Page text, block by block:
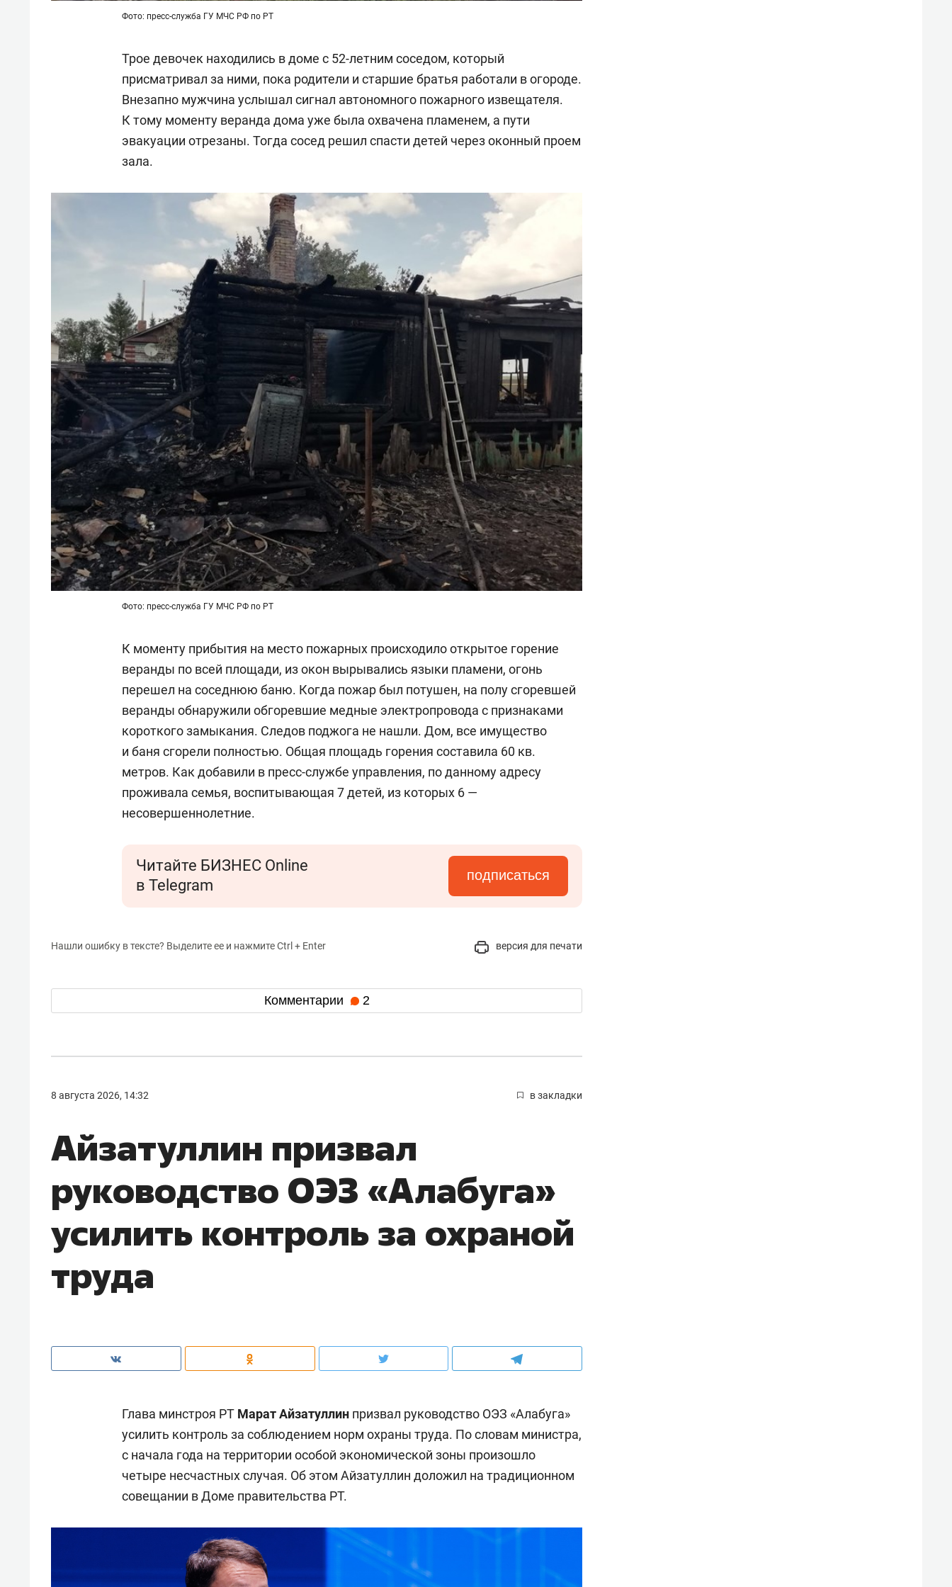
Фото: пресс-служба ГУ МЧС РФ по РТ
Трое девочек находились в доме с 52-летним соседом, который
присматривал за ними, пока родители и старшие братья работали в огороде.
Внезапно мужчина услышал сигнал автономного пожарного извещателя.
К тому моменту веранда дома уже была охвачена пламенем, а пути
эвакуации отрезаны. Тогда сосед решил спасти детей через оконный проем
зала.
Фото: пресс-служба ГУ МЧС РФ по РТ
К моменту прибытия на место пожарных происходило открытое горение
веранды по всей площади, из окон вырывались языки пламени, огонь
перешел на соседнюю баню. Когда пожар был потушен, на полу сгоревшей
веранды обнаружили обгоревшие медные электропровода с признаками
короткого замыкания. Следов поджога не нашли. Дом, все имущество
и баня сгорели полностью. Общая площадь горения составила 60 кв.
метров. Как добавили в пресс-службе управления, по данному адресу
проживала семья, воспитывающая 7 детей, из которых 6 —
несовершеннолетние.
Читайте БИЗНЕС Online
в Telegram
подписаться
Нашли ошибку в тексте? Выделите ее и нажмите Ctrl + Enter версия для печати
Комментарии 2
8 августа 2026, 14:32 в закладки
Айзатуллин призвал
руководство ОЭЗ «Алабуга»
усилить контроль за охраной
труда
Глава минстроя РТ Марат Айзатуллин призвал руководство ОЭЗ «Алабуга»
усилить контроль за соблюдением норм охраны труда. По словам министра,
с начала года на территории особой экономической зоны произошло
четыре несчастных случая. Об этом Айзатуллин доложил на традиционном
совещании в Доме правительства РТ.